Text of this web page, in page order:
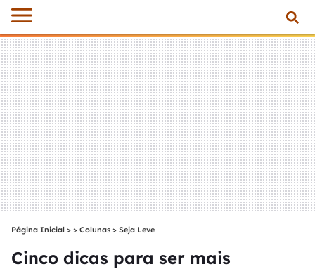
Página Inicial > Colunas > Seja Leve
Cinco dicas para ser mais